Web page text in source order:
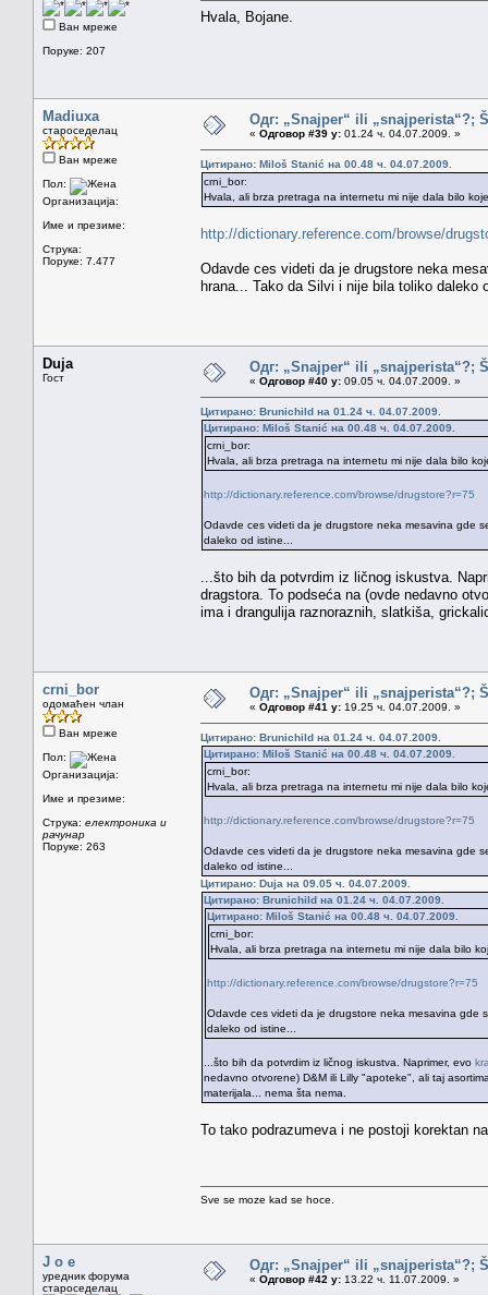
Ван мреже
Поруке: 207
Hvala, Bojane.
Madiuxa
староседелац
Ван мреже
Пол:
Организација:
Име и презиме:
Струка:
Поруке: 7.477
Одг: „Snajper“ ili „snajperista“?;
« Одговор #39 у: 01.24 ч. 04.07.2009. »
Цитирано: Miloš Stanić на 00.48 ч. 04.07.2009.
crni_bor:
Hvala, ali brza pretraga na internetu mi nije dala bilo
http://dictionary.reference.com/browse/
Odavde ces videti da je drugstore neka
hrana... Tako da Silvi i nije bila toliko daleko
Duja
Гост
Одг: „Snajper“ ili „snajperista“?;
« Одговор #40 у: 09.05 ч. 04.07.2009. »
Цитирано: Brunichild на 01.24 ч. 04.07.2009.
Цитирано: Miloš Stanić на 00.48 ч. 04.07.2009.
crni_bor:
Hvala, ali brza pretraga na internetu mi nije dala bilo
http://dictionary.reference.com/browse/drugstore?r=75
Odavde ces videti da je drugstore neka mesavina gde
daleko od istine...
...što bih da potvrdim iz ličnog iskustva.
dragstora. To podseća na (ovde nedavno
ima i drangulija raznoraznih, slatkiša,
crni_bor
одомаћен члан
Ван мреже
Пол:
Организација:
Име и презиме:
Струка: електроника и
рачунар
Поруке: 263
Одг: „Snajper“ ili „snajperista“?;
« Одговор #41 у: 19.25 ч. 04.07.2009. »
Цитирано: Brunichild на 01.24 ч. 04.07.2009.
Цитирано: Miloš Stanić на 00.48 ч. 04.07.2009.
crni_bor:
Hvala, ali brza pretraga na internetu mi nije dala bilo
http://dictionary.reference.com/browse/drugstore?r=75
Odavde ces videti da je drugstore neka mesavina gde
daleko od istine...
Цитирано: Duja на 09.05 ч. 04.07.2009.
Цитирано: Brunichild на 01.24 ч. 04.07.2009.
Цитирано: Miloš Stanić на 00.48 ч. 04.07.2009.
crni_bor:
Hvala, ali brza pretraga na internetu mi nije dala bilo
http://dictionary.reference.com/browse/drugstore?r=75
Odavde ces videti da je drugstore neka mesavina gde
daleko od istine...
...što bih da potvrdim iz ličnog iskustva. Naprimer, evo
nedavno otvorene) D&M ili Lilly "apoteke", ali taj
materijala... nema šta nema.
To tako podrazumeva i ne postoji korektan
Sve se moze kad se hoce.
J o e
уредник форума
староседелац
Одг: „Snajper“ ili „snajperista“?;
« Одговор #42 у: 13.22 ч. 11.07.2009. »